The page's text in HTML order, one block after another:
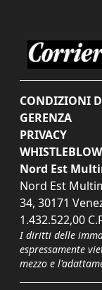
CONDIZIONI
GERENZA
PRIVACY
Nord Est
Nord Est
34, 30171
1.432.522,00
I diritti delle
espressamente
mezzo e